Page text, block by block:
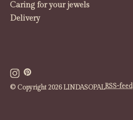
Caring for your jewels
Delivery
© Copyright 2026 LINDASOPALRSS-feed